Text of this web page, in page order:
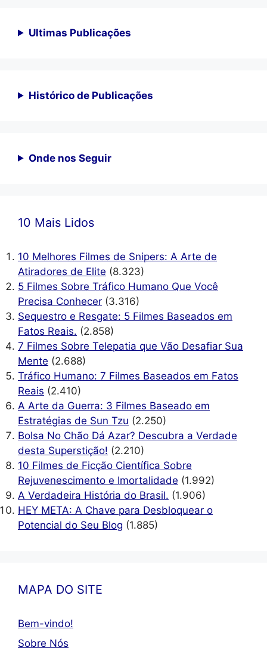
Ultimas Publicações
Histórico de Publicações
Onde nos Seguir
10 Mais Lidos
10 Melhores Filmes de Snipers: A Arte de
Atiradores de Elite (8.323)
5 Filmes Sobre Tráfico Humano Que Você
Precisa Conhecer (3.316)
Sequestro e Resgate: 5 Filmes Baseados em
Fatos Reais. (2.858)
7 Filmes Sobre Telepatia que Vão Desafiar Sua
Mente (2.688)
Tráfico Humano: 7 Filmes Baseados em Fatos
Reais (2.410)
A Arte da Guerra: 3 Filmes Baseado em
Estratégias de Sun Tzu (2.250)
Bolsa No Chão Dá Azar? Descubra a Verdade
desta Superstição! (2.210)
10 Filmes de Ficção Científica Sobre
Rejuvenescimento e Imortalidade (1.992)
A Verdadeira História do Brasil. (1.906)
HEY META: A Chave para Desbloquear o
Potencial do Seu Blog (1.885)
MAPA DO SITE
Bem-vindo!
Sobre Nós